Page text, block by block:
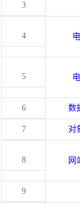
3
4
5
6 数
7 对
8 网
9